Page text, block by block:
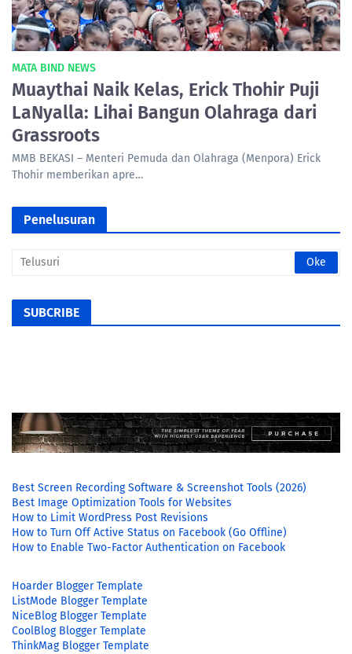
MATA BIND NEWS
Muaythai Naik Kelas, Erick Thohir Puji
LaNyalla: Lihai Bangun Olahraga dari
Grassroots
MMB BEKASI – Menteri Pemuda dan Olahraga (Menpora) Erick
Thohir memberikan apre…
Penelusuran
SUBCRIBE
Best Screen Recording Software & Screenshot Tools (2026)
Best Image Optimization Tools for Websites
How to Limit WordPress Post Revisions
How to Turn Off Active Status on Facebook (Go Offline)
How to Enable Two-Factor Authentication on Facebook
Hoarder Blogger Template
ListMode Blogger Template
NiceBlog Blogger Template
CoolBlog Blogger Template
ThinkMag Blogger Template